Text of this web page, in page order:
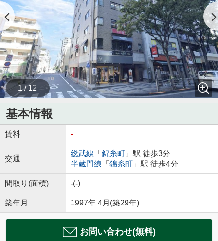
1 / 12
基本情報
賃料 -
交通
総武線 「 錦糸町」駅 徒歩3分
半蔵門線 「 錦糸町」駅 徒歩4分
間取り(面積) -(-)
築年月 1997年 4月(築29年)
お問い合わせ(無料)